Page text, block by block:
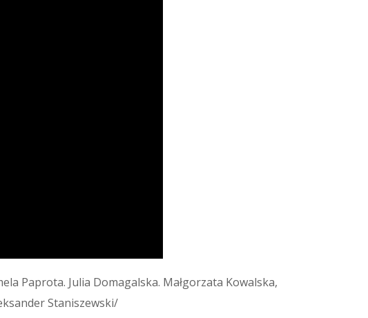
Paprota. Julia Domagalska. Małgorzata Kowalska,
Staniszewski/